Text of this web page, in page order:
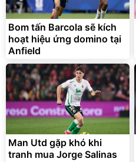
Bom tấn Barcola sẽ kích
hoạt hiệu ứng domino tại
Anfield
Man Utd gặp khó khi
tranh mua Jorge Salinas